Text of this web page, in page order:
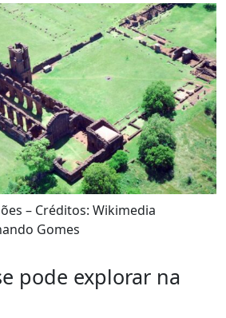
– Créditos: Wikimedia
Gomes
pode explorar na